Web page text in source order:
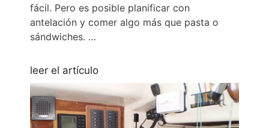
fácil. Pero es posible planificar con
antelación y comer algo más que pasta o
sándwiches. …
leer el artículo